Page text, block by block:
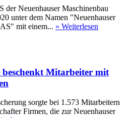
der Neuenhauser Maschinenbau
unter dem Namen "Neuenhauser
mit einem... » Weiterlesen
beschenkt Mitarbeiter mit
sorgte bei 1.573 Mitarbeitern
Firmen, die zur Neuenhauser